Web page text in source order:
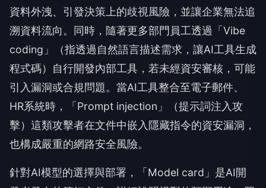
資料外洩、引發決策上的歧視風險，並讓企業無法追
溯資料流向。同時，隨著更多部門員工透過「Vibe
coding」（指透過自然語言描述需求，讓AI工具生成
程式碼）自行開發內部工具，若未經資安審核，可能
引入漏洞或合規問題。當AI工具整合至電子郵件、
HR系統時，「Prompt injection」（提示詞注入攻
擊）這類攻擊者在文件中嵌入隱藏指令的資安漏洞，
也構成嚴重的網路安全風險。
針對AI模型的選擇與部署，「Model card」是AI開